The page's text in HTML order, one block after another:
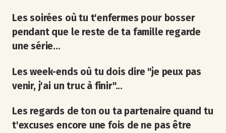
Les soirées où tu t'enfermes pour bosser
pendant que le reste de ta famille regarde
une série...
Les week-ends où tu dois dire "je peux pas
venir, j'ai un truc à finir"...
Les regards de ton ou ta partenaire quand tu
t'excuses encore une fois de ne pas être